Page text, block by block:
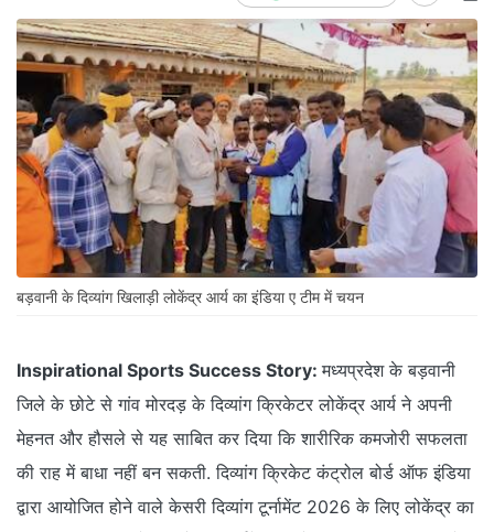
बड़वानी के दिव्यांग खिलाड़ी लोकेंद्र आर्य का इंडिया ए टीम में चयन
Inspirational Sports Success Story:मध्यप्रदेश के बड़वानी
जिले के छोटे से गांव मोरदड़ के दिव्यांग क्रिकेटर लोकेंद्र आर्य ने अपनी
मेहनत और हौसले से यह साबित कर दिया कि शारीरिक कमजोरी सफलता
की राह में बाधा नहीं बन सकती. दिव्यांग क्रिकेट कंट्रोल बोर्ड ऑफ इंडिया
द्वारा आयोजित होने वाले केसरी दिव्यांग टूर्नामेंट 2026 के लिए लोकेंद्र का